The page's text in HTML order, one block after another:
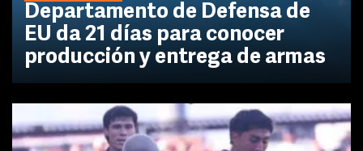
Departamento de Defensa de
EU da 21 días para conocer
producción y entrega de armas